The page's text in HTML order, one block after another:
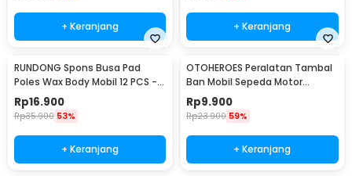
+ Keranjang + Keranjang
RUNDONG Spons Busa Pad
Poles Wax Body Mobil 12 PCS -
R2010
Rp16.900
Rp35.900 53%
+ Keranjang
OTOHEROES Peralatan Tambal
Ban Mobil Sepeda Motor
Tubeless - KBTB02
Rp9.900
Rp23.900 59%
+ Keranjang